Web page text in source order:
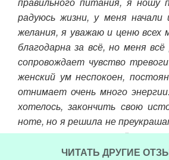
радуюсь жизни, у меня начали
желания, я уважаю и ценю всех
благодарна за всё, но меня
сопровождает чувство
женский ум неспокоен,
отнимает очень много
хотелось, закончить свою
ноте, но я решила не
что мол у меня всё
поведать о своих чувствах.
ЧИТАТЬ ДРУГИЕ